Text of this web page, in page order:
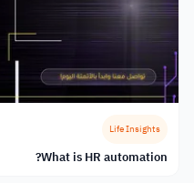
Life Insights
What is HR automation?